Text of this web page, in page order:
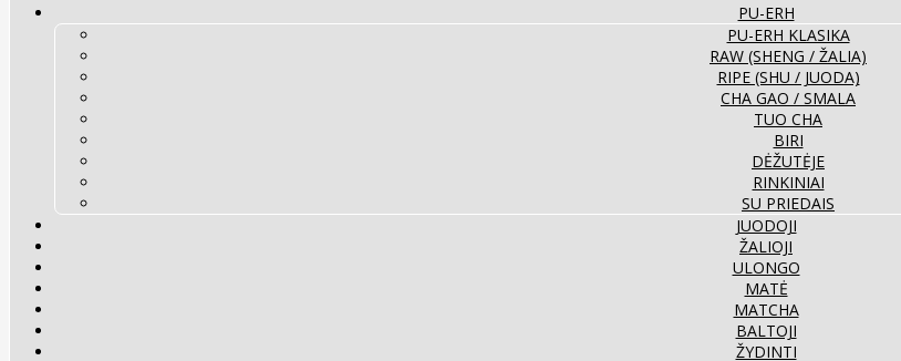
PU-ERH
PU-ERH KLASIKA
RAW (SHENG / ŽALIA)
RIPE (SHU / JUODA)
CHA GAO / SMALA
TUO CHA
BIRI
DĖŽUTĖJE
RINKINIAI
SU PRIEDAIS
JUODOJI
ŽALIOJI
ULONGO
MATĖ
MATCHA
BALTOJI
ŽYDINTI